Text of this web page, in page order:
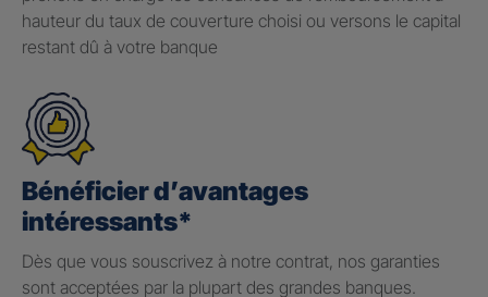
hauteur du taux de couverture choisi ou versons le capital
restant dû à votre banque
Bénéficier d’avantages
intéressants*
Dès que vous souscrivez à notre contrat, nos garanties
sont acceptées par la plupart des grandes banques.